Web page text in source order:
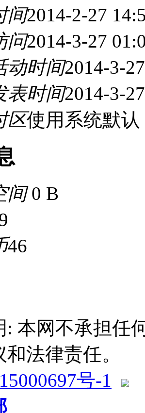
间2014-2-27
问2014-3-27
动时间2014-3-
表时间2014-3-
区使用系统默认
间0 B
46
: 本网不承担任
法律责任。
号-1